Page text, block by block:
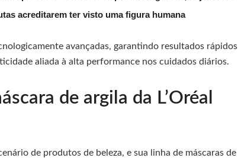
acreditarem ter visto uma figura humana
avançadas, garantindo resultados rápidos
aliada à alta performance nos cuidados diários.
de argila da L’Oréal
de produtos de beleza, e sua linha de máscaras de